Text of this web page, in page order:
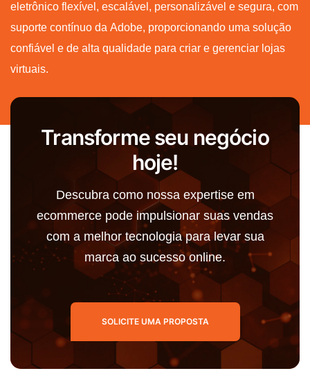
eletrônico flexível, escalável, personalizável e segura, com
suporte contínuo da Adobe, proporcionando uma solução
confiável e de alta qualidade para criar e gerenciar lojas
virtuais.
Transforme seu negócio
hoje!
Descubra como nossa expertise em
ecommerce pode impulsionar suas vendas
com a melhor tecnologia para levar sua
marca ao sucesso online.
SOLICITE UMA PROPOSTA